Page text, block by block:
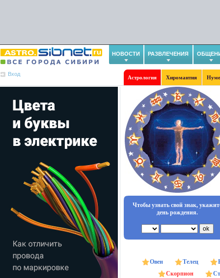
НОВОСТИ РАЗВЛЕЧЕНИЯ
Вход
Астрология Хиромантия
Чтобы узнать свой знак,
день рождения.
Овен Телец
Скорпион